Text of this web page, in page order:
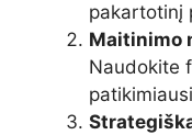
pakartotinį
Maitinimo
Naudokite